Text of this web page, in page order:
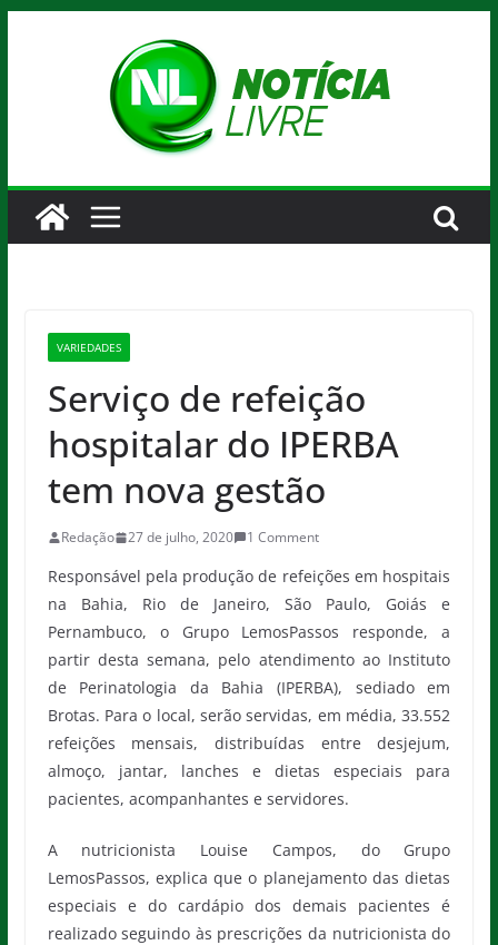
VARIEDADES
Serviço de refeição
hospitalar do IPERBA
tem nova gestão
Redação 27 de julho, 2020 1 Comment
Responsável pela produção de refeições em hospitais
na Bahia, Rio de Janeiro, São Paulo, Goiás e
Pernambuco, o Grupo LemosPassos responde, a
partir desta semana, pelo atendimento ao Instituto
de Perinatologia da Bahia (IPERBA), sediado em
Brotas. Para o local, serão servidas, em média, 33.552
refeições mensais, distribuídas entre desjejum,
almoço, jantar, lanches e dietas especiais para
pacientes, acompanhantes e servidores.
A nutricionista Louise Campos, do Grupo
LemosPassos, explica que o planejamento das dietas
especiais e do cardápio dos demais pacientes é
realizado seguindo às prescrições da nutricionista do